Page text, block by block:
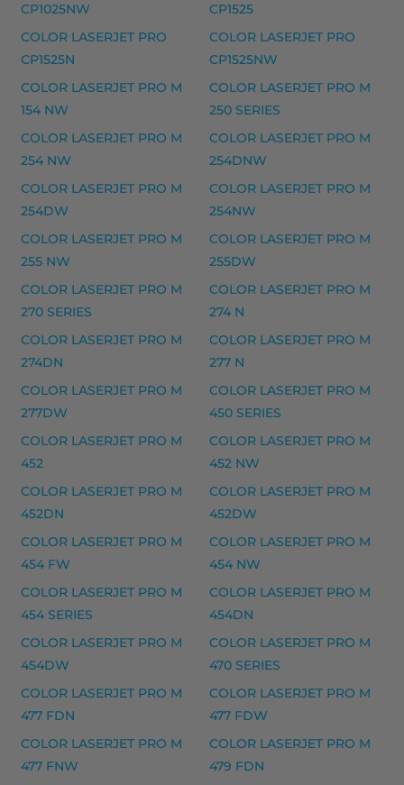
HP musteet
HP 62 mustekasetti, kolmivärinen – tarvike, premium
HP 62XL mustekasetti, kolmivärinen – tarvike,
HP 62XL mustekasetti, musta – tarvike, premium
Yhteensopivat tulostimet
HP 82X (C4182X) laserkasetti, musta – tarvike,
HP 82X (C4182X) laserkasetti, musta – tarvike,
HP 650 mustekasetti, kolmivärinen – tarvike,
HP 650 mustekasetti, kolmivärinen – tarvike,
650 SERIES, DESKJET 1515, DESKJET INK
HP 43X laserkasetti, musta – tarvike, premium
Yhteensopivat tulostimet
9000 MICR EX, 9000 MICR EX SECURE, LASERJET
HP 903 mustekasetti, keltainen – tarvike, premium
HP 903 mustekasetti, magenta – tarvike, premium
HP 903 mustekasetti, musta – tarvike, premium
CP1025NW
CP1525
COLOR LASERJET PRO
CP1525N
COLOR LASERJET PRO
CP1525NW
COLOR LASERJET PRO M
154 NW
COLOR LASERJET PRO M
250 SERIES
COLOR LASERJET PRO M
254 NW
COLOR LASERJET PRO M
254DNW
COLOR LASERJET PRO M
254DW
COLOR LASERJET PRO M
254NW
COLOR LASERJET PRO M
255 NW
COLOR LASERJET PRO M
255DW
COLOR LASERJET PRO M
270 SERIES
COLOR LASERJET PRO M
274 N
COLOR LASERJET PRO M
274DN
COLOR LASERJET PRO M
277 N
COLOR LASERJET PRO M
277DW
COLOR LASERJET PRO M
450 SERIES
COLOR LASERJET PRO M
452
COLOR LASERJET PRO M
452 NW
COLOR LASERJET PRO M
452DN
COLOR LASERJET PRO M
452DW
COLOR LASERJET PRO M
454 FW
COLOR LASERJET PRO M
454 NW
COLOR LASERJET PRO M
454 SERIES
COLOR LASERJET PRO M
454DN
COLOR LASERJET PRO M
454DW
COLOR LASERJET PRO M
470 SERIES
COLOR LASERJET PRO M
477 FDN
COLOR LASERJET PRO M
477 FDW
COLOR LASERJET PRO M
477 FNW
COLOR LASERJET PRO M
479 FDN